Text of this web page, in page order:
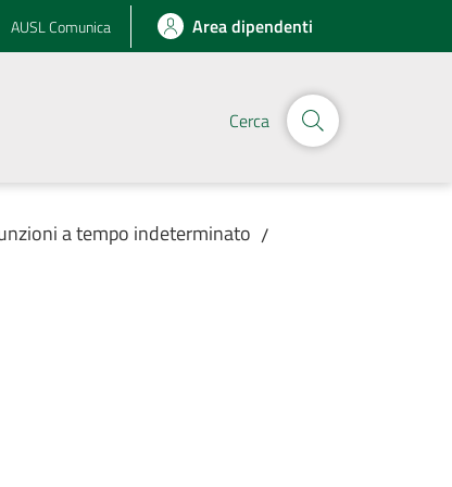
AUSL Comunica Area dipendenti
Cerca
a tempo indeterminato /